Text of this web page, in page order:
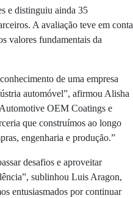
e distinguiu ainda 35
A avaliação teve em conta
valores fundamentais da
de uma empresa
automóvel”, afirmou Alisha
OEM Coatings e
que construímos ao longo
engenharia e produção.”
desafios e aproveitar
sublinhou Luis Aragon,
entusiasmados por continuar